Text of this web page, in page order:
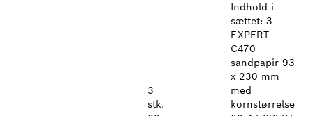
3
stk.
Indhold i
sættet: 3
EXPERT
C470
sandpapir 93
x 230 mm
med
kornstørrelse